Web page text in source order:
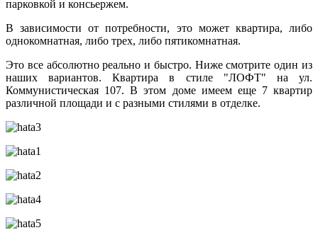
парковкой и консьержем.
В зависимости от потребности, это может квартира, либо
однокомнатная, либо трех, либо пятикомнатная.
Это все абсолютно реально и быстро. Ниже смотрите один из
наших вариантов. Квартира в стиле "ЛОФТ" на ул.
Коммунистическая 107. В этом доме имеем еще 7 квартир
различной площади и с разными стилями в отделке.